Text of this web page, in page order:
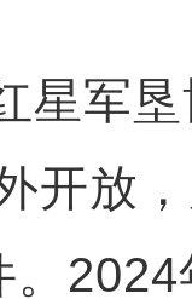
军垦
开放
。